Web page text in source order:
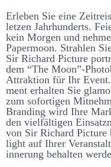
Er­­­leben Sie eine
letzen Jahr­­­hunderts.
kein Morgen und
Paper­­­­moon. Strahlen
Sir Richard Picture
dem “The Moon”-
Attraktion für Ihr
ment er­­­halten Sie
zum sofort­igen
Brand­­ing wird Ihre
den viel­­­fält­igen
von Sir Richard
light auf Ihrer
inner­­ung be­­­halten